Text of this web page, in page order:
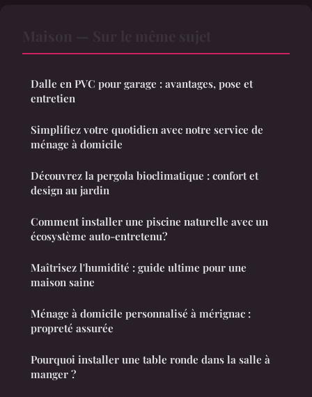
Dalle en PVC pour garage : avantages, pose et
entretien
Simplifiez votre quotidien avec notre service de
ménage à domicile
Découvrez la pergola bioclimatique : confort et
design au jardin
Comment installer une piscine naturelle avec un
écosystème auto-entretenu?
Maîtrisez l'humidité : guide ultime pour une
maison saine
Ménage à domicile personnalisé à mérignac :
propreté assurée
Pourquoi installer une table ronde dans la salle à
manger ?